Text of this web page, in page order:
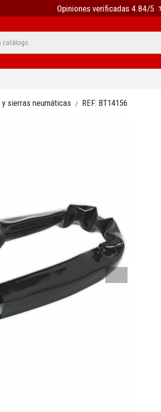
Opiniones verificadas 4.84/5
sierras neumáticas REF: BT14156